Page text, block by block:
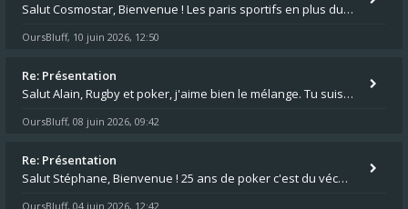
Salut Cosmostar, Bienvenue ! Les paris sportifs en plus du poker, c'est ce que je fais aussi. Surtout la NBA, je mise su
OursBluff, 10 juin 2026, 12:50
Re: Présentation
Salut Alain, Rugby et poker, j'aime bien le mélange. Tu suis le rugby du coin ? Moi j'essaie d'aller voir des matchs de
OursBluff, 08 juin 2026, 09:42
Re: Présentation
Salut Stéphane, Bienvenue ! 25 ans de poker c'est du vécu quand même. Moi je suis relativementnouveau (2018) mais j'ai a
OursBluff, 04 juin 2026, 12:42